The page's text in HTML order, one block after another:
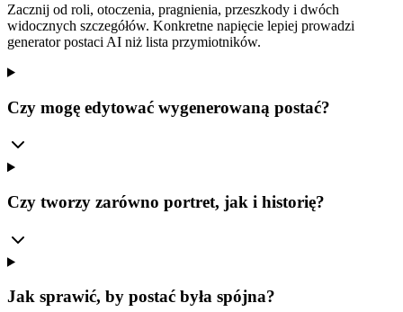
Zacznij od roli, otoczenia, pragnienia, przeszkody i dwóch
widocznych szczegółów. Konkretne napięcie lepiej prowadzi
generator postaci AI niż lista przymiotników.
Czy mogę edytować wygenerowaną postać?
Czy tworzy zarówno portret, jak i historię?
Jak sprawić, by postać była spójna?